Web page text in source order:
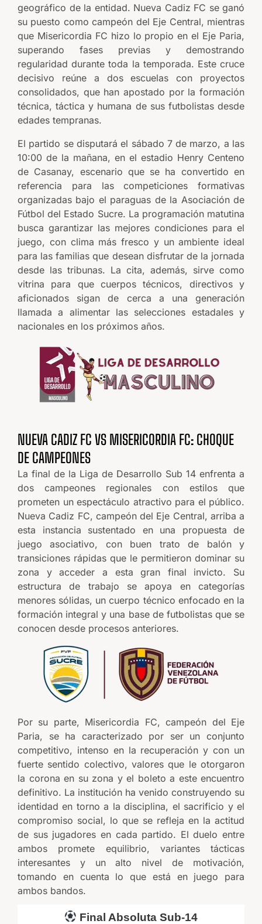
geográfico de la entidad. Nueva Cadiz FC se ganó
su puesto como campeón del Eje Central, mientras
que Misericordia FC hizo lo propio en el Eje Paria,
superando fases previas y demostrando
regularidad durante toda la temporada. Este cruce
decisivo reúne a dos escuelas con proyectos
consolidados, que han apostado por la formación
técnica, táctica y humana de sus futbolistas desde
edades tempranas.
El partido se disputará el sábado 7 de marzo, a las
10:00 de la mañana, en el estadio Henry Centeno
de Casanay, escenario que se ha convertido en
referencia para las competiciones formativas
organizadas bajo el paraguas de la Asociación de
Fútbol del Estado Sucre. La programación matutina
busca garantizar las mejores condiciones para el
juego, con clima más fresco y un ambiente ideal
para las familias que desean disfrutar de la jornada
desde las tribunas. La cita, además, sirve como
vitrina para que cuerpos técnicos, directivos y
aficionados sigan de cerca a una generación
llamada a alimentar las selecciones estadales y
nacionales en los próximos años.
NUEVA CADIZ FC VS MISERICORDIA FC: CHOQUE
DE CAMPEONES
La final de la Liga de Desarrollo Sub 14 enfrenta a
dos campeones regionales con estilos que
prometen un espectáculo atractivo para el público.
Nueva Cadiz FC, campeón del Eje Central, arriba a
esta instancia sustentado en una propuesta de
juego asociativo, con buen trato de balón y
transiciones rápidas que le permitieron dominar su
zona y acceder a esta gran final invicto. Su
estructura de trabajo se apoya en categorías
menores sólidas, un cuerpo técnico enfocado en la
formación integral y una base de futbolistas que se
conocen desde procesos anteriores.
Por su parte, Misericordia FC, campeón del Eje
Paria, se ha caracterizado por ser un conjunto
competitivo, intenso en la recuperación y con un
fuerte sentido colectivo, valores que le otorgaron
la corona en su zona y el boleto a este encuentro
definitivo. La institución ha venido construyendo su
identidad en torno a la disciplina, el sacrificio y el
compromiso social, lo que se refleja en la actitud
de sus jugadores en cada partido. El duelo entre
ambos promete equilibrio, variantes tácticas
interesantes y un alto nivel de motivación,
tomando en cuenta lo que está en juego para
ambos bandos.
Final Absoluta Sub-14